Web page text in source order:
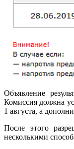
Объявление
Комиссия должна
1 августа, а
После этого
несколькими